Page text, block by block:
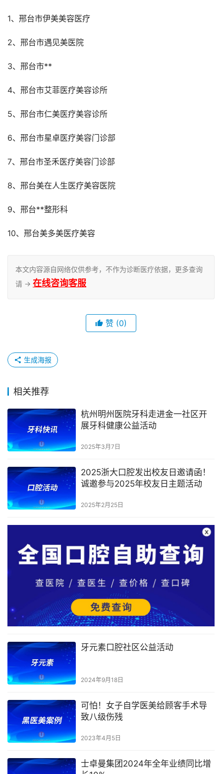
1、邢台市伊美美容医疗
2、邢台市遇见美医院
3、邢台市**
4、邢台市艾菲医疗美容诊所
5、邢台市仁美医疗美容诊所
6、邢台市星卓医疗美容门诊部
7、邢台市圣禾医疗美容门诊部
8、邢台美在人生医疗美容医院
9、邢台**整形科
10、邢台美多美医疗美容
本文内容源自网络仅供参考，不作为诊断医疗依据，更多查询
请 → 在线咨询客服
赞 (0)
生成海报
相关推荐
杭州明州医院牙科走进金一社区开
展牙科健康公益活动
2025年3月7日
2025浙大口腔发出校友日邀请函！
诚邀参与2025年校友日主题活动
2025年2月25日
牙元素口腔社区公益活动
2024年9月18日
可怕！女子自学医美给顾客手术导
致八级伤残
2023年4月5日
士卓曼集团2024年全年业绩同比增